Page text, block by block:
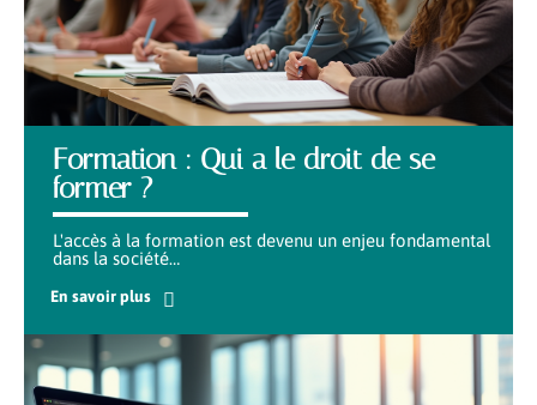
Formation : Qui a le droit de se
former ?
L'accès à la formation est devenu un enjeu fondamental
dans la société…
En savoir plus